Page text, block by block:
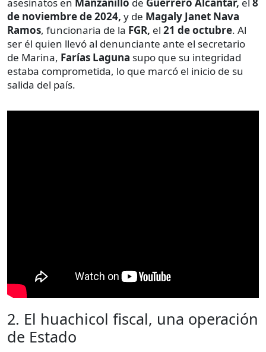
asesinatos en Manzanillo de Guerrero Alcántar, el 8
de noviembre de 2024, y de Magaly Janet Nava
Ramos, funcionaria de la FGR, el 21 de octubre. Al
ser él quien llevó al denunciante ante el secretario
de Marina, Farías Laguna supo que su integridad
estaba comprometida, lo que marcó el inicio de su
salida del país.
2. El huachicol fiscal, una operación
de Estado